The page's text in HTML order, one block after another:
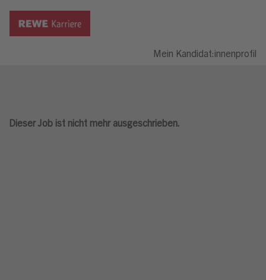
Mein Kandidat:innenprofil
Dieser Job ist nicht mehr ausgeschrieben.